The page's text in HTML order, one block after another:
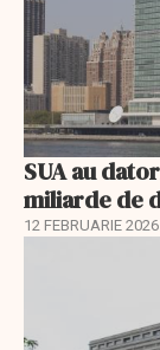
SUA au
miliarde de
12 FEBRUARIE 2026